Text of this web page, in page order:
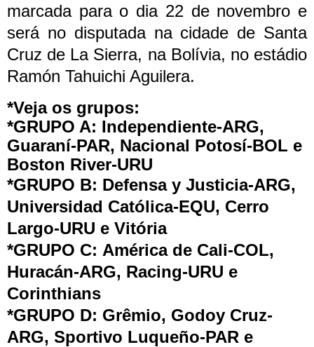
marcada para o dia 22 de novembro e
será no disputada na cidade de Santa
Cruz de La Sierra, na Bolívia, no estádio
Ramón Tahuichi Aguilera.
*Veja os grupos:
*GRUPO A: Independiente-ARG,
Guaraní-PAR, Nacional Potosí-BOL e
Boston River-URU
*GRUPO B: Defensa y Justicia-ARG,
Universidad Católica-EQU, Cerro
Largo-URU e Vitória
*GRUPO C: América de Cali-COL,
Huracán-ARG, Racing-URU e
Corinthians
*GRUPO D: Grêmio, Godoy Cruz-
ARG, Sportivo Luqueño-PAR e